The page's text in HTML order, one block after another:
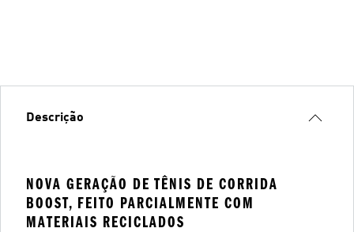
Descrição
NOVA GERAÇÃO DE TÊNIS DE CORRIDA
BOOST, FEITO PARCIALMENTE COM
MATERIAIS RECICLADOS